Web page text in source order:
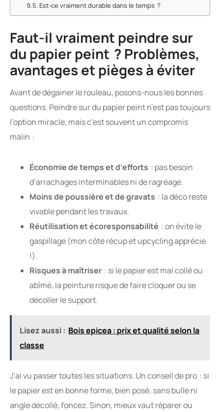
Est-ce vraiment durable dans le temps ?
Faut-il vraiment peindre sur
du papier peint ? Problèmes,
avantages et pièges à éviter
Avant de dégainer le rouleau, posons-nous les bonnes
questions. Peindre sur du papier peint n’est pas toujours
l’option miracle, mais c’est souvent un compromis
malin :
Économie de temps et d’efforts : pas besoin
d’arrachages interminables ni de ragréage.
Moins de poussière et de gravats : la déco reste
vivable pendant les travaux.
Réutilisation et écoresponsabilité : on évite le
gaspillage (mon côté récup et upcycling apprécie
!).
Risques à maîtriser : si le papier est mal collé ou
abîmé, la peinture risque de faire cloquer ou se
décoller le support.
Lisez aussi : Bois epicea : prix et qualité selon la
classe
J’ai vu passer toutes les situations. Un conseil de pro : si
le papier est en bonne forme, bien posé, sans bulle ni
angle décollé, foncez. Sinon, mieux vaut réparer ou